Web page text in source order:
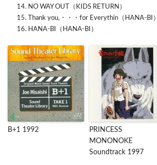
NO WAY OUT（KIDS RETURN）
Thank you,・・・for Everythin（HANA-BI）
HANA-BI（HANA-BI）
B+1 1992
PRINCESS
MONONOKE
Soundtrack 1997